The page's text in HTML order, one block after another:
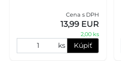
Cena s DPH
13,99 EUR
2,00 ks
ks Kúpiť